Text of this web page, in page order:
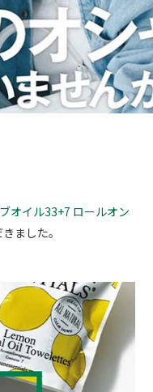
オイル33+7 ロールオン
ました。